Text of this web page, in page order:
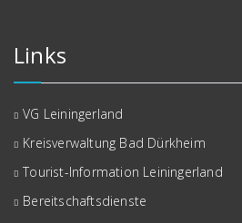
Links
VG Leiningerland
Kreisverwaltung Bad Dürkheim
Tourist-Information Leiningerland
Bereitschaftsdienste